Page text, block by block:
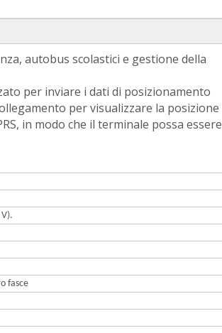
autobus scolastici e gestione della
per inviare i dati di posizionamento
per visualizzare la posizione
in modo che il terminale possa essere
fasce